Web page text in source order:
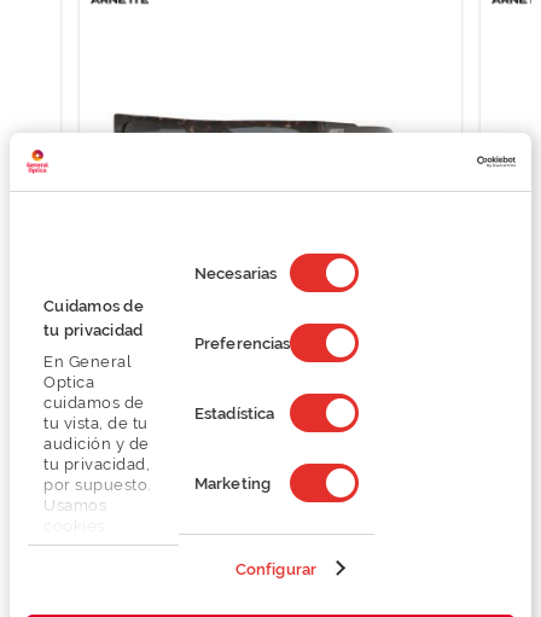
Cuidamos de
tu privacidad
En General
Optica
cuidamos de
tu vista, de tu
audición y de
tu privacidad,
por supuesto.
Usamos
propias y de
de
consentimiento
Necesarias
Preferencias
Estadística
Marketing
Configurar
Arnette 0AN4278
77,25 €